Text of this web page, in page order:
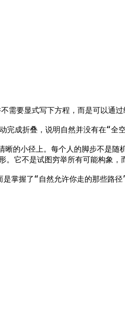
显式写下方程，而是可以
叠，说明自然并没有在“全
小径上。每个人的脚步不
不是试图穷举所有可能构象
握了“自然允许你走的那些